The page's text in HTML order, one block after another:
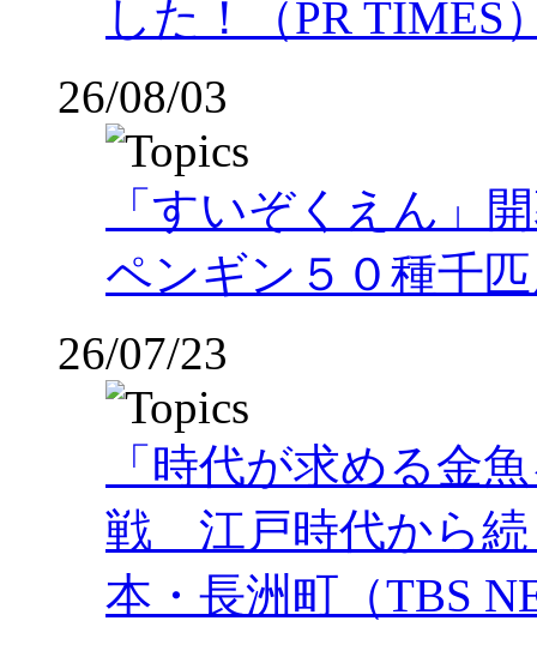
した！（PR TIMES
26/08/03
「すいぞくえん」
ペンギン５０種千
26/07/23
「時代が求める金
戦 江戸時代から
本・長洲町（TBS